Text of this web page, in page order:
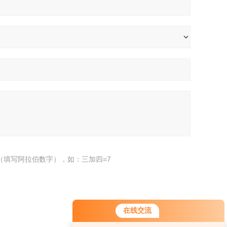
在线交流
填写阿拉伯数字），如：三加四=7